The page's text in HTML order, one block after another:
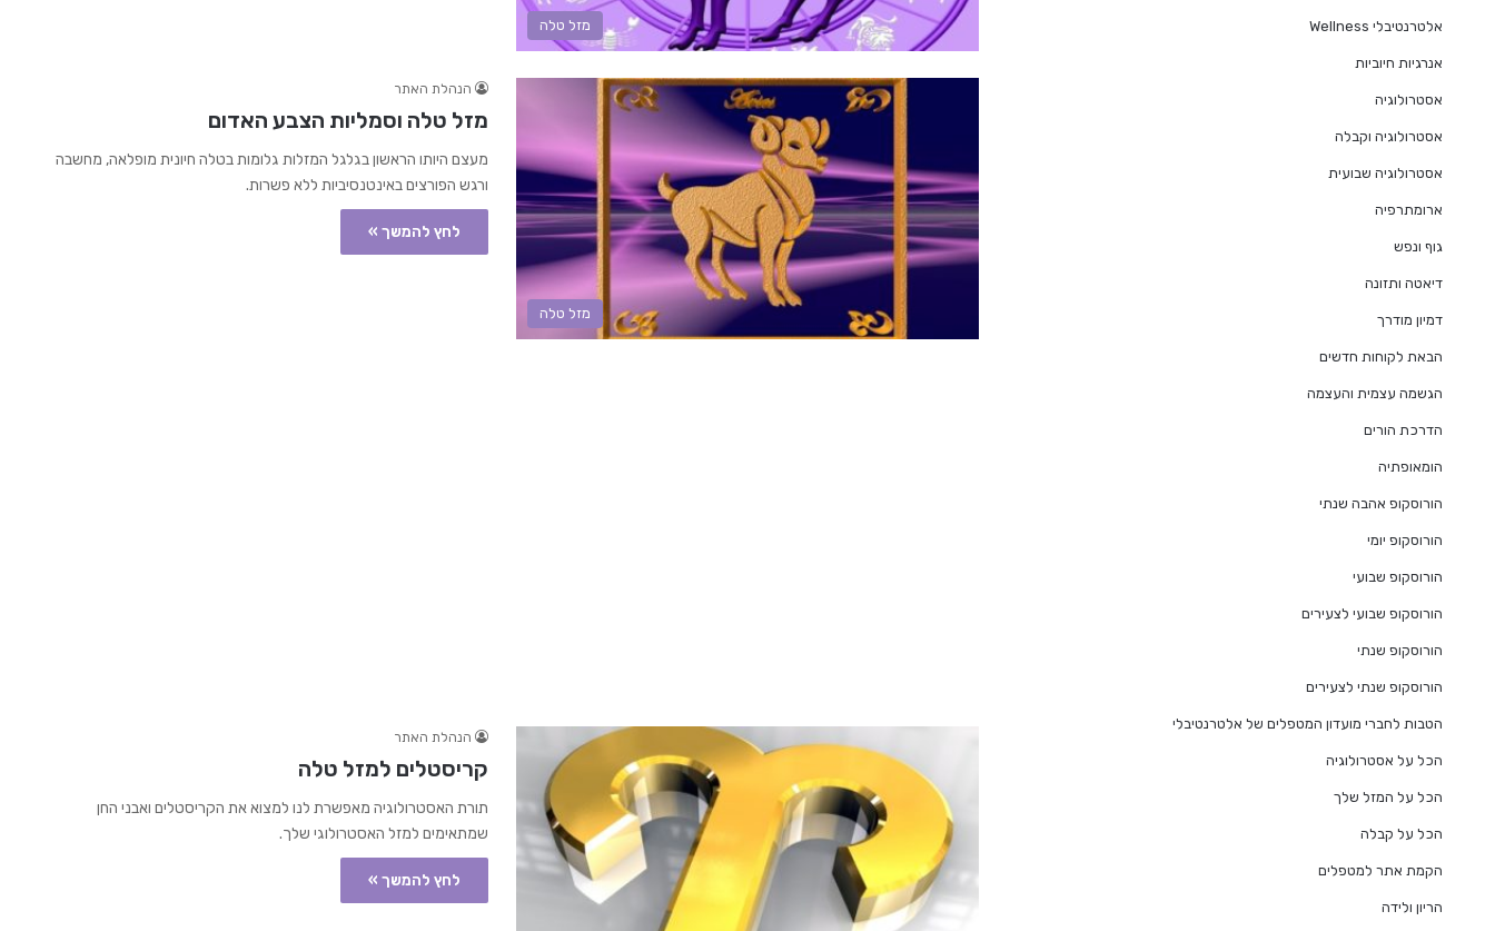
מזל טלה
מזל טלה
הנהלת האתר
מזל טלה וסמליות הצבע האדום
מעצם היותו הראשון בגלגל המזלות גלומות בטלה חיונית מופלאה, מחשבה
ורגש הפורצים באינטנסיביות ללא פשרות.
לחץ להמשך »
הנהלת האתר
קריסטלים למזל טלה
תורת האסטרולוגיה מאפשרת לנו למצוא את הקריסטלים ואבני החן
שמתאימים למזל האסטרולוגי שלך.
לחץ להמשך »
אלטרנטיבלי Wellness
אנרגיות חיוביות
אסטרולוגיה
אסטרולוגיה וקבלה
אסטרולוגיה שבועית
ארומתרפיה
גוף ונפש
דיאטה ותזונה
דמיון מודרך
הבאת לקוחות חדשים
הגשמה עצמית והעצמה
הדרכת הורים
הומאופתיה
הורוסקופ אהבה שנתי
הורוסקופ יומי
הורוסקופ שבועי
הורוסקופ שבועי לצעירים
הורוסקופ שנתי
הורוסקופ שנתי לצעירים
הטבות לחברי מועדון המטפלים של אלטרנטיבלי
הכל על אסטרולוגיה
הכל על המזל שלך
הכל על קבלה
הקמת אתר למטפלים
הריון ולידה